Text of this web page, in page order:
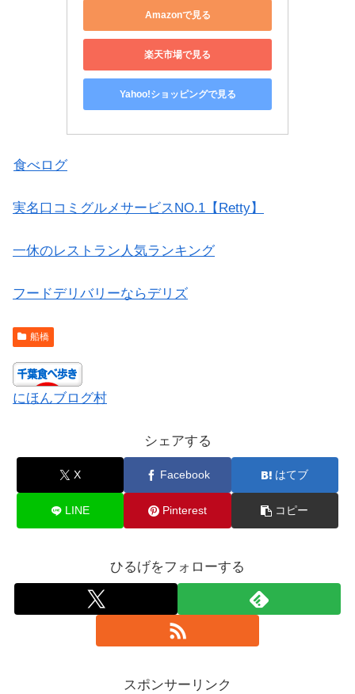
Amazonで見る
楽天市場で見る
Yahoo!ショッピングで見る
食べログ
実名口コミグルメサービスNO.1【Retty】
一休のレストラン人気ランキング
フードデリバリーならデリズ
船橋
にほんブログ村
シェアする
X Facebook はてブ
LINE Pinterest コピー
ひるげをフォローする
スポンサーリンク